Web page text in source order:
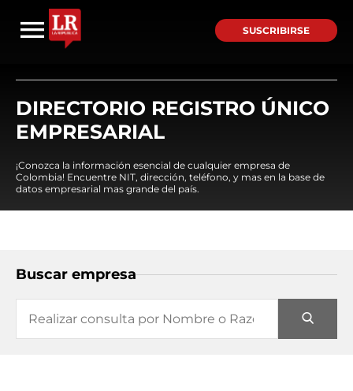
SUSCRIBIRSE
DIRECTORIO REGISTRO ÚNICO
EMPRESARIAL
¡Conozca la información esencial de cualquier empresa de
Colombia! Encuentre NIT, dirección, teléfono, y mas en la base de
datos empresarial mas grande del país.
Buscar empresa